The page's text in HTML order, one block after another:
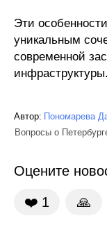
Эти
уникальным
современной
инфраструктуры.
Автор: Пономарева
Вопросы о
Оцените
❤️ 1 🙏